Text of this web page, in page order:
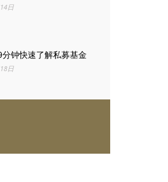
日
钟快速了解私募基金
日